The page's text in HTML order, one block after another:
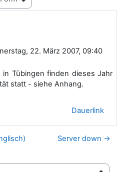
22. März 2007, 09:40
in Tübingen finden dieses Jahr
statt - siehe Anhang.
Dauerlink
Server down →